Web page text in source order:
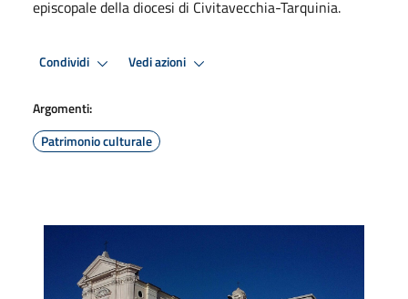
episcopale della diocesi di Civitavecchia-Tarquinia.
Condividi Vedi azioni
Argomenti:
Patrimonio culturale